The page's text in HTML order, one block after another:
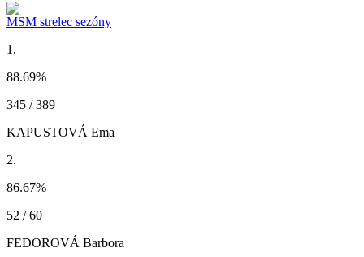
MSM strelec sezóny
1.
88.69%
345 / 389
KAPUSTOVÁ Ema
2.
86.67%
52 / 60
FEDOROVÁ Barbora